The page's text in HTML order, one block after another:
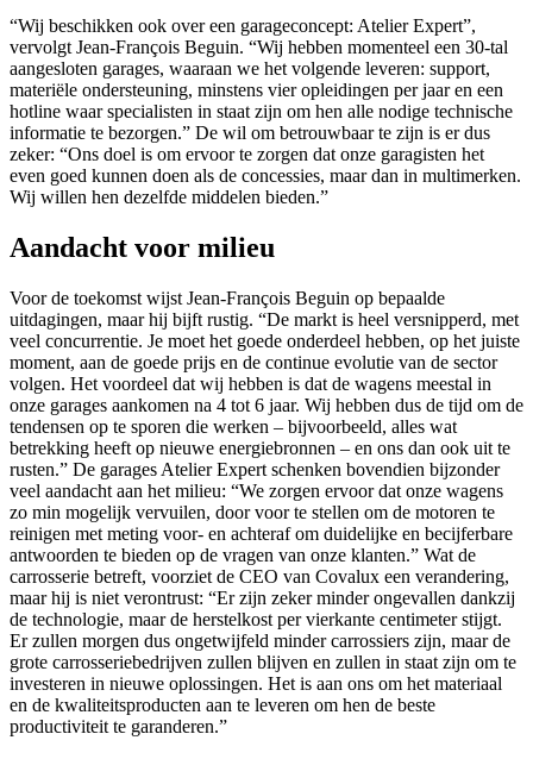
“Wij beschikken ook over een garageconcept: Atelier Expert”,
vervolgt Jean-François Beguin. “Wij hebben momenteel een 30-tal
aangesloten garages, waaraan we het volgende leveren: support,
materiële ondersteuning, minstens vier opleidingen per jaar en een
hotline waar specialisten in staat zijn om hen alle nodige technische
informatie te bezorgen.” De wil om betrouwbaar te zijn is er dus
zeker: “Ons doel is om ervoor te zorgen dat onze garagisten het
even goed kunnen doen als de concessies, maar dan in multimerken.
Wij willen hen dezelfde middelen bieden.”
Aandacht voor milieu
Voor de toekomst wijst Jean-François Beguin op bepaalde
uitdagingen, maar hij bijft rustig. “De markt is heel versnipperd, met
veel concurrentie. Je moet het goede onderdeel hebben, op het juiste
moment, aan de goede prijs en de continue evolutie van de sector
volgen. Het voordeel dat wij hebben is dat de wagens meestal in
onze garages aankomen na 4 tot 6 jaar. Wij hebben dus de tijd om de
tendensen op te sporen die werken – bijvoorbeeld, alles wat
betrekking heeft op nieuwe energiebronnen – en ons dan ook uit te
rusten.” De garages Atelier Expert schenken bovendien bijzonder
veel aandacht aan het milieu: “We zorgen ervoor dat onze wagens
zo min mogelijk vervuilen, door voor te stellen om de motoren te
reinigen met meting voor- en achteraf om duidelijke en becijferbare
antwoorden te bieden op de vragen van onze klanten.” Wat de
carrosserie betreft, voorziet de CEO van Covalux een verandering,
maar hij is niet verontrust: “Er zijn zeker minder ongevallen dankzij
de technologie, maar de herstelkost per vierkante centimeter stijgt.
Er zullen morgen dus ongetwijfeld minder carrossiers zijn, maar de
grote carrosseriebedrijven zullen blijven en zullen in staat zijn om te
investeren in nieuwe oplossingen. Het is aan ons om het materiaal
en de kwaliteitsproducten aan te leveren om hen de beste
productiviteit te garanderen.”